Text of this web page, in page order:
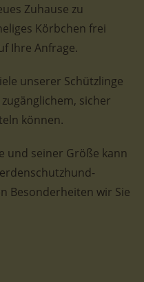
Zuhause zu
Körbchen frei
Ihre Anfrage.
unserer Schützlinge
sicher
können.
und seiner Größe kann
Besonderheiten wir Sie